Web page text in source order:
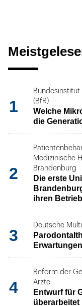
1
(BfR)
Welche
die
2
Medizinische
Brandenburg
Die erste
ihren Betrieb
3
Deutsche
Erwartungen
4
Reform der
Ärzte
Entwurf für
überarbeitet